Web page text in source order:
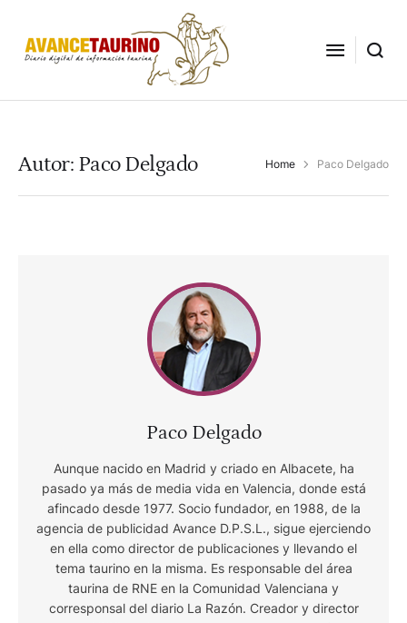
Autor: Paco Delgado Home Paco Delgado
Paco Delgado
Aunque nacido en Madrid y criado en Albacete, ha
pasado ya más de media vida en Valencia, donde está
afincado desde 1977. Socio fundador, en 1988, de la
agencia de publicidad Avance D.P.S.L., sigue ejerciendo
en ella como director de publicaciones y llevando el
tema taurino en la misma. Es responsable del área
taurina de RNE en la Comunidad Valenciana y
corresponsal del diario La Razón. Creador y director